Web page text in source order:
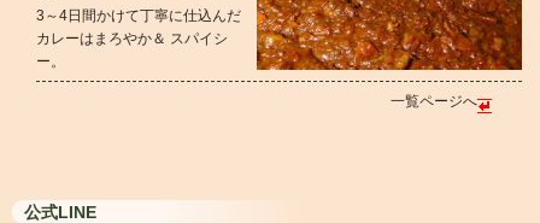
3～4日間かけて丁寧に仕込んだ
カレーはまろやか＆ スパイシ
ー。
一覧ページへ
公式LINE